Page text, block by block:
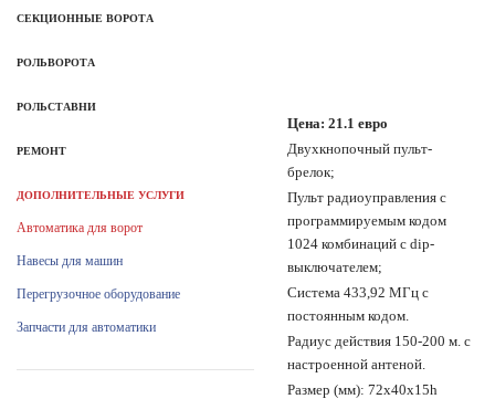
СЕКЦИОННЫЕ ВОРОТА
РОЛЬВОРОТА
РОЛЬСТАВНИ
РЕМОНТ
ДОПОЛНИТЕЛЬНЫЕ УСЛУГИ
Автоматика для ворот
Навесы для машин
Перегрузочное оборудование
Запчасти для автоматики
Цена: 21.1 евро
Двухкнопочный пульт-
брелок;
Пульт радиоуправления с
программируемым кодом
1024 комбинаций с dip-
выключателем;
Система 433,92 МГц с
постоянным кодом.
Радиус действия 150-200 м. с
настроенной антеной.
Размер (мм): 72х40х15h